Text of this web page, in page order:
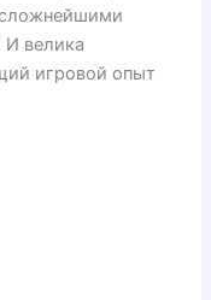
сложнейшими
И велика
игровой опыт